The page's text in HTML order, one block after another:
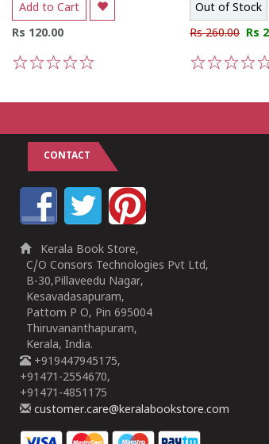
Add to Cart
Rs 120.00
Out of Stock
Rs 260.00 Rs
CONTACT
Kerala Book Store,
C/O Consors Technologies Pvt Ltd,
B-30,Pillaveedu Nagar,
Kesavadasapuram,
Pattom P O, Pin 695004
Thiruvananthapuram,
Kerala, India.
+919447945175,
+91471-2554670,
+91471-4851175
customer.care@keralabookstore.com